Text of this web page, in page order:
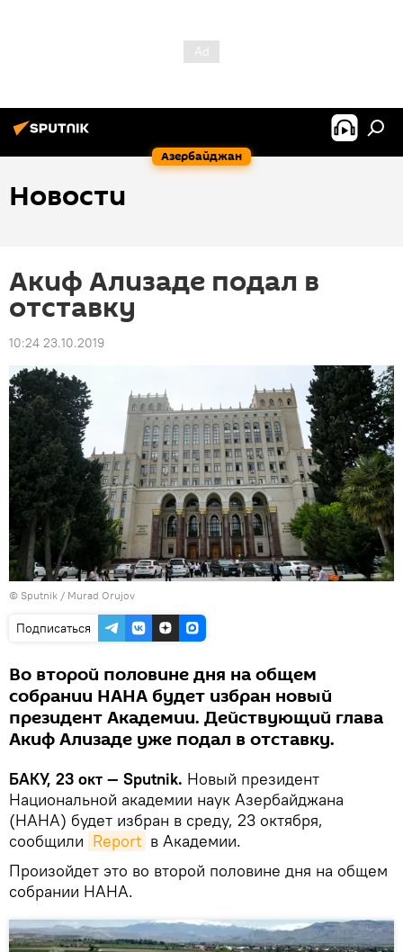
Азербайджан
Новости
Акиф Ализаде подал в
отставку
10:24 23.10.2019
© Sputnik / Murad Orujov
Подписаться
Во второй половине дня на общем
собрании НАНА будет избран новый
президент Академии. Действующий глава
Акиф Ализаде уже подал в отставку.
БАКУ, 23 окт — Sputnik. Новый президент
Национальной академии наук Азербайджана
(НАНА) будет избран в среду, 23 октября,
сообщили Report в Академии.
Произойдет это во второй половине дня на общем
собрании НАНА.